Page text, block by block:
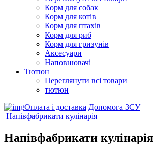
Корм для собак
Корм для котів
Корм для птахів
Корм для риб
Корм для гризунів
Аксесуари
Наповнювачі
Тютюн
Переглянути всі товари
тютюн
Оплата і доставка Допомога ЗСУ
Напівфабрикати кулінарія
Напівфабрикати кулінарія